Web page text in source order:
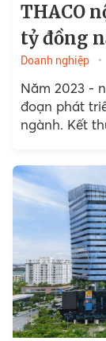
THACO
tỷ đồng
Doanh nghiệp
Năm 2023 -
đoạn phát
ngành. Kết